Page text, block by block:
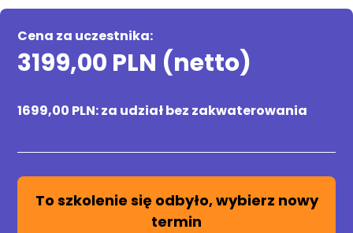
Cena za uczestnika:
3199,00 PLN (netto)
1699,00 PLN: za udział bez zakwaterowania
To szkolenie się odbyło, wybierz nowy
termin